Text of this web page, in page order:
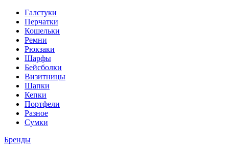
Галстуки
Перчатки
Кошельки
Ремни
Рюкзаки
Шарфы
Бейсболки
Визитницы
Шапки
Кепки
Портфели
Разное
Сумки
Бренды